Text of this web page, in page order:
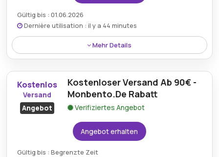
Gültig bis : 01.06.2026
Dernière utilisation : il y a 44 minutes
Mehr Details
Käufer können während des Ausverkaufs bei
Monbento.de von bis zu 30% Rabatt profitieren,
wodurch Qualitätsartikel für alle erschwinglicher
werden.
Kostenlos
Versand
Angebot
Kostenloser Versand Ab 90€ -
Monbento.De Rabatt
Verifiziertes Angebot
Angebot erhalten
Gültig bis : Begrenzte Zeit